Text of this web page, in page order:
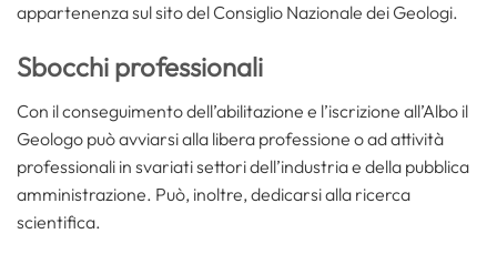
appartenenza sul sito del Consiglio Nazionale dei Geologi.
Sbocchi professionali
Con il conseguimento dell’abilitazione e l’iscrizione all’Albo il
Geologo può avviarsi alla libera professione o ad attività
professionali in svariati settori dell’industria e della pubblica
amministrazione. Può, inoltre, dedicarsi alla ricerca
scientifica.